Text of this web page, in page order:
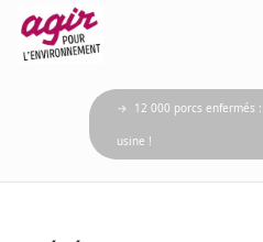
→ 12 000 porcs enfermés :
usine !